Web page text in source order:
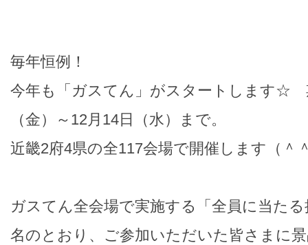
毎年恒例！
今年も「ガスてん」がスタートします☆
（金）～12月14日（水）まで。
近畿2府4県の全117会場で開催します（＾
ガスてん全会場で実施する「全員に当た
名のとおり、ご参加いただいた皆さまに